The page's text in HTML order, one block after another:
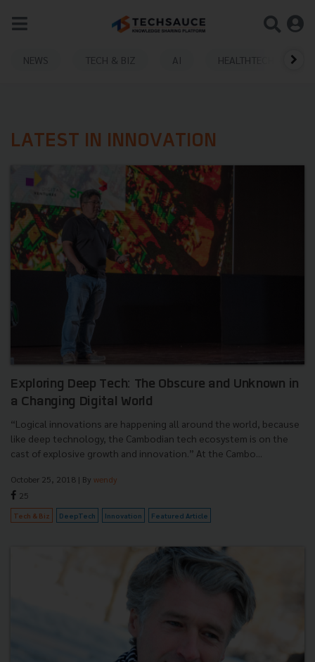
NEWS TECH & BIZ AI HEALTHTECH
LATEST IN INNOVATION
Exploring Deep Tech: The Obscure and Unknown in
a Changing Digital World
“Logical innovations are happening all around the world, because
like deep technology, the Cambodian tech ecosystem is on the
cast of explosive growth and innovation.” At the Cambo...
October 25, 2018 | By wendy
25
Tech & Biz DeepTech Innovation Featured Article